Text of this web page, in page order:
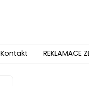
Kontakt REKLAMACE